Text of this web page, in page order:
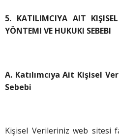
5. KATILIMCIYA AIT
YÖNTEMI VE HUKUKI SEBEBI
A. Katılımcıya Ait Kişisel
Sebebi
Kişisel Verileriniz web sitesi